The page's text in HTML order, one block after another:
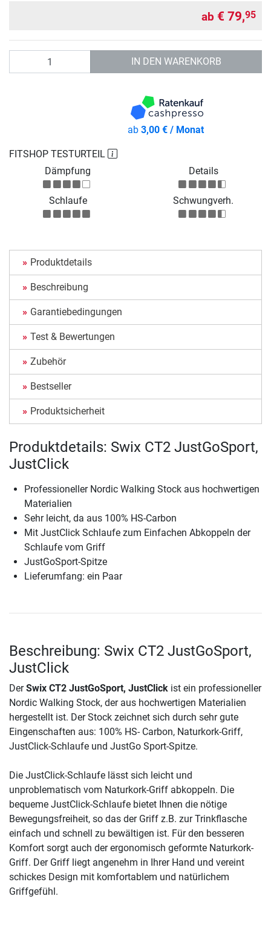
ab € 79,95
IN DEN WARENKORB
FITSHOP TESTURTEIL
Dämpfung
Details
Schlaufe Schwungverh.
ab3,00 € / Monat
Produktdetails
Beschreibung
Garantiebedingungen
Test & Bewertungen
Zubehör
Bestseller
Produktsicherheit
Produktdetails: Swix CT2 JustGoSport,
JustClick
Professioneller Nordic Walking Stock aus hochwertigen
Materialien
Sehr leicht, da aus 100% HS-Carbon
Mit JustClick Schlaufe zum Einfachen Abkoppeln der
Schlaufe vom Griff
JustGoSport-Spitze
Lieferumfang: ein Paar
Beschreibung: Swix CT2 JustGoSport,
JustClick
DerSwix CT2 JustGoSport, JustClick ist ein professioneller
Nordic Walking Stock, der aus hochwertigen Materialien
hergestellt ist. Der Stock zeichnet sich durch sehr gute
Eingenschaften aus: 100% HS- Carbon, Naturkork-Griff,
JustClick-Schlaufe und JustGo Sport-Spitze.
Die JustClick-Schlaufe lässt sich leicht und
unproblematisch vom Naturkork-Griff abkoppeln. Die
bequeme JustClick-Schlaufe bietet Ihnen die nötige
Bewegungsfreiheit, so das der Griff z.B. zur Trinkflasche
einfach und schnell zu bewältigen ist. Für den besseren
Komfort sorgt auch der ergonomisch geformte Naturkork-
Griff. Der Griff liegt angenehm in Ihrer Hand und vereint
schickes Design mit komfortablem und natürlichem
Griffgefühl.